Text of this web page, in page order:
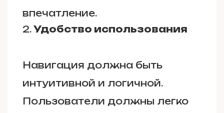
впечатление.
Удобство использования
Навигация должна быть
интуитивной и логичной.
Пользователи должны легко